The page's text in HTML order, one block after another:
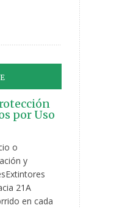
por Uso
o
y
21A
en cada